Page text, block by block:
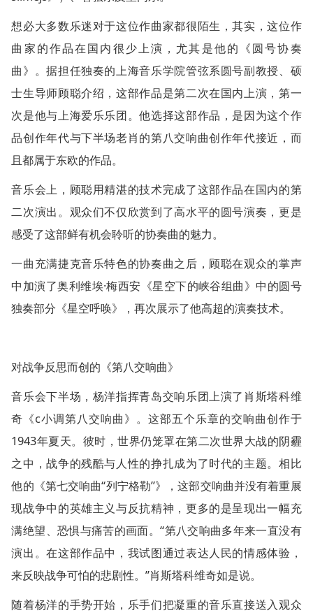
想必大多数乐迷对于这位作曲家都很陌生，其实，这位作
曲家的作品在国内很少上演，尤其是他的《圆号协奏
曲》。据担任独奏的上海音乐学院管弦系圆号副教授、硕
士生导师顾聪介绍，这部作品是第二次在国内上演，第一
次是他与上海爱乐乐团。他选择这部作品，是因为这个作
品创作年代与下半场老肖的第八交响曲创作年代接近，而
且都属于东欧的作品。
音乐会上，顾聪用精湛的技术完成了这部作品在国内的第
二次演出。观众们不仅欣赏到了高水平的圆号演奏，更是
感受了这部鲜有机会聆听的协奏曲的魅力。
一曲充满捷克音乐特色的协奏曲之后，顾聪在观众的掌声
中加演了奥利维埃·梅西安《星空下的峡谷组曲》中的圆号
独奏部分《星空呼唤》，再次展示了他高超的演奏技术。
对战争反思而创的《第八交响曲》
音乐会下半场，杨洋指挥青岛交响乐团上演了肖斯塔科维
奇《c小调第八交响曲》。这部五个乐章的交响曲创作于
1943年夏天。彼时，世界仍笼罩在第二次世界大战的阴霾
之中，战争的残酷与人性的挣扎成为了时代的主题。相比
他的《第七交响曲“列宁格勒”》，这部交响曲并没有着重展
现战争中的英雄主义与反抗精神，更多的是呈现出一幅充
满绝望、恐惧与痛苦的画面。“第八交响曲多年来一直没有
演出。在这部作品中，我试图通过表达人民的情感体验，
来反映战争可怕的悲剧性。”肖斯塔科维奇如是说。
随着杨洋的手势开始，乐手们把凝重的音乐直接送入观众